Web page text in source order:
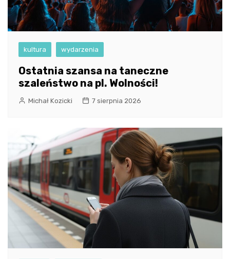
kultura wydarzenia
Ostatnia szansa na taneczne
szaleństwo na pl. Wolności!
Michał Kozicki 7 sierpnia 2026